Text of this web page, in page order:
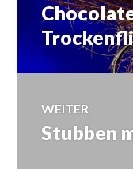
Vorheriger
Beitrag:
WEITER
Nächster
Stubben